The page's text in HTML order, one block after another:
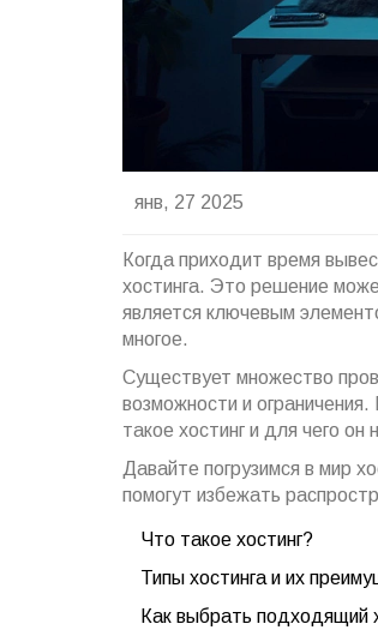
янв, 27 2025
Когда приходит время
хостинга. Это решение
является ключевым
многое.
Существует множество
возможности и
такое хостинг и для чего он
Давайте погрузимся в мир
помогут избежать
Что такое хостинг?
Типы хостинга и их
Как выбрать подходящий